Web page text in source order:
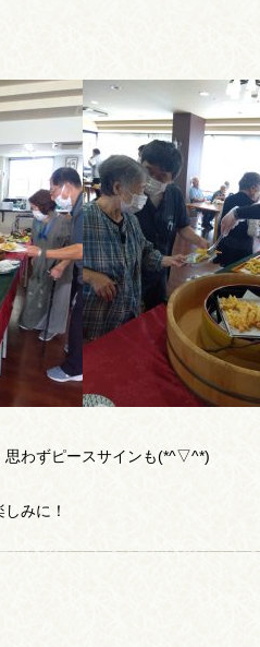
思わずピースサインも(*^▽^*)
みに！